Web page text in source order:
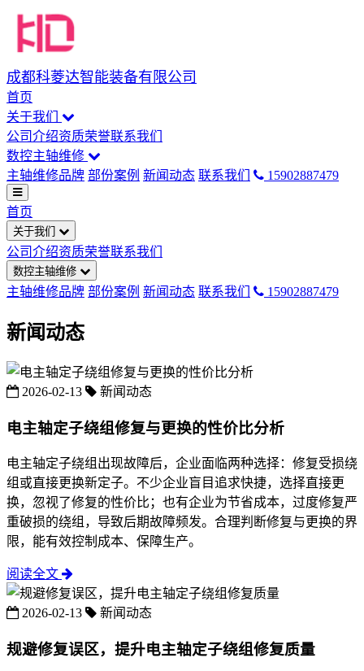
成都科菱达智能装备有限公司
首页
关于我们
公司介绍资质荣誉联系我们
数控主轴维修
主轴维修品牌 部份案例 新闻动态 联系我们 15902887479
首页
关于我们
公司介绍资质荣誉联系我们
数控主轴维修
主轴维修品牌 部份案例 新闻动态 联系我们 15902887479
新闻动态
2026-02-13 新闻动态
电主轴定子绕组修复与更换的性价比分析
电主轴定子绕组出现故障后，企业面临两种选择：修复受损绕
组或直接更换新定子。不少企业盲目追求快捷，选择直接更
换，忽视了修复的性价比；也有企业为节省成本，过度修复严
重破损的绕组，导致后期故障频发。合理判断修复与更换的界
限，能有效控制成本、保障生产。
阅读全文
2026-02-13 新闻动态
规避修复误区，提升电主轴定子绕组修复质量